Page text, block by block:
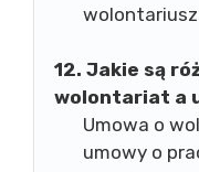
12. Jakie są
wolontariat a
Umowa o
umowy o